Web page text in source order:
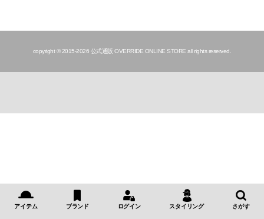
copyright © 2015-2026 公式通販 OVERRIDE ONLINE STORE all rights reserved.
アイテム ブランド ログイン スタイリング さがす